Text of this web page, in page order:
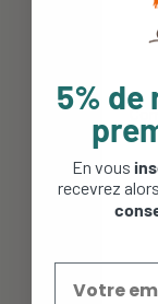
5%
En vous
recevrez